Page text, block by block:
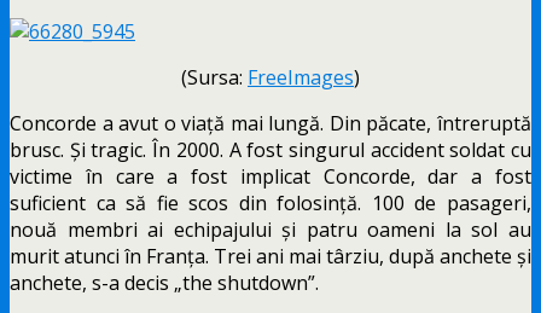
(Sursa: FreeImages)
Concorde a avut o viață mai lungă. Din păcate, întreruptă
brusc. Și tragic. În 2000. A fost singurul accident soldat cu
victime în care a fost implicat Concorde, dar a fost
suficient ca să fie scos din folosință. 100 de pasageri,
nouă membri ai echipajului și patru oameni la sol au
murit atunci în Franța. Trei ani mai târziu, după anchete și
anchete, s-a decis „the shutdown”.